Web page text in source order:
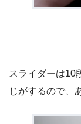
スライダーは10
じがするので、